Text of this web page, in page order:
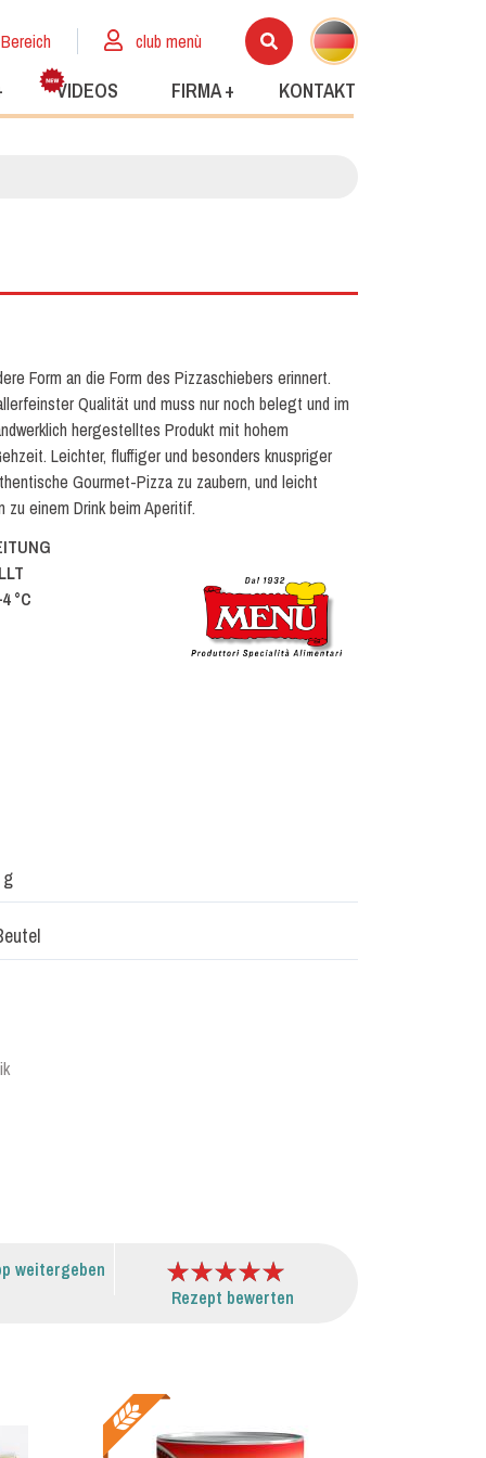
club menù
VIDEOS FIRMA + KONTAKT
Form an die Form des Pizzaschiebers erinnert.
Qualität und muss nur noch belegt und im
hergestelltes Produkt mit hohem
Leichter, fluffiger und besonders knuspriger
Gourmet-Pizza zu zaubern, und leicht
einem Drink beim Aperitif.
°C
weitergeben
Rezept bewerten